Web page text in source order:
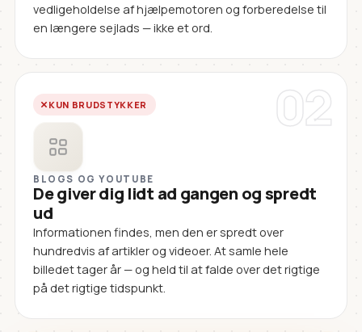
vedligeholdelse af hjælpemotoren og forberedelse til
en længere sejlads — ikke et ord.
02
KUN BRUDSTYKKER
BLOGS OG YOUTUBE
De giver dig lidt ad gangen og spredt
ud
Informationen findes, men den er spredt over
hundredvis af artikler og videoer. At samle hele
billedet tager år — og held til at falde over det rigtige
på det rigtige tidspunkt.